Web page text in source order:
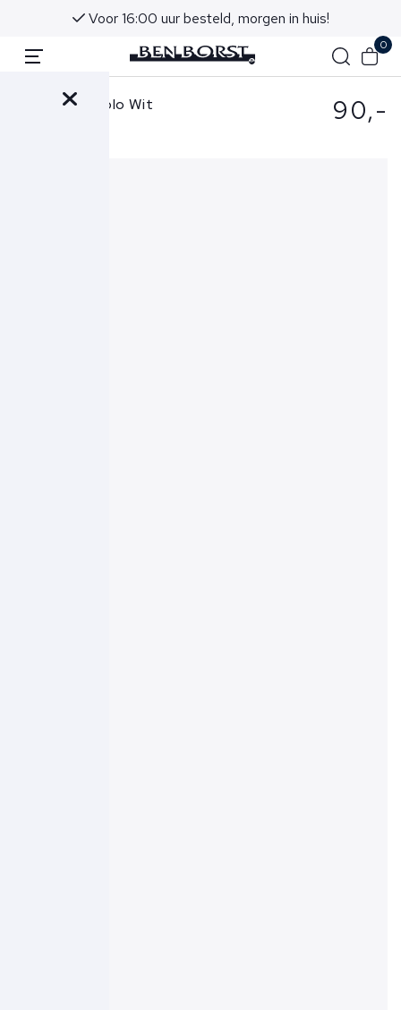
Voor 16:00 uur besteld, morgen in huis!
0
Hugo Boss Polo Wit 90,-